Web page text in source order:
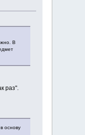
В
раз".
основу